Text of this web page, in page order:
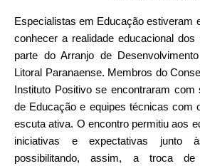
Especialistas em Educação estiveram
conhecer a realidade educacional
parte do Arranjo de
Litoral Paranaense. Membros do
Instituto Positivo se encontraram com
de Educação e equipes técnicas com
escuta ativa. O encontro permitiu aos
iniciativas e expectativas junto
possibilitando, assim, a troca